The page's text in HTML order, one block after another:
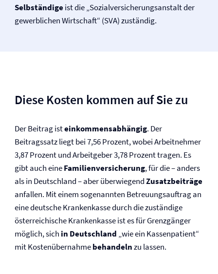
Selbständigeist die „Sozial­versicherungsanstalt der
gewerblichen Wirtschaft“ (SVA) zuständig.
Diese Kosten kommen auf Sie zu
Der Beitrag isteinkommensabhängig. Der
Beitragssatz liegt bei 7,56 Prozent, wobei Arbeitnehmer
3,87 Prozent und Arbeitgeber 3,78 Prozent tragen. Es
gibt auch eineFamilien­versicherung, für die – anders
als in Deutschland – aber überwiegendZusatzbeiträge
anfallen. Mit einem sogenannten Betreuungsauftrag an
eine deutsche Krankenkasse durch die zuständige
österreichische Krankenkasse ist es für Grenzgänger
möglich, sich in Deutschland „wie ein Kassenpatient“
mit Kostenübernahmebehandelnzu lassen.